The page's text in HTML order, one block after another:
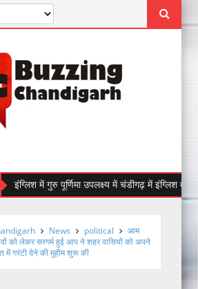
गुरु पूर्णिमा उपलक्ष्य में चंडीगढ़ में इंग्लिश में 9 अगस्त,
News political
आम
को लेकर सरगर्म हुई आप ने शहर वासियों को अपने
में गरंटी देने की मुहीम शुरू की